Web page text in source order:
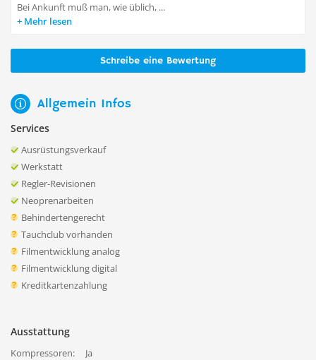
Bei Ankunft muß man, wie üblich, ...
Mehr lesen
Schreibe eine Bewertung
Allgemein Infos
Services
Ausrüstungsverkauf
Werkstatt
Regler-Revisionen
Neoprenarbeiten
Behindertengerecht
Tauchclub vorhanden
Filmentwicklung analog
Filmentwicklung digital
Kreditkartenzahlung
Ausstattung
Kompressoren:
Ja